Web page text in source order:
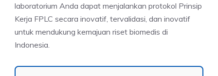
laboratorium Anda dapat menjalankan protokol Prinsip
Kerja FPLC secara inovatif, tervalidasi, dan inovatif
untuk mendukung kemajuan riset biomedis di
Indonesia.